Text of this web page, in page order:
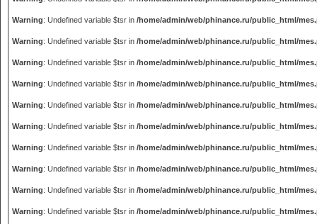
Warning: Undefined variable $tsr in /home/admin/web/phinance.ru/public_html/
Warning: Undefined variable $tsr in /home/admin/web/phinance.ru/public_html/
Warning: Undefined variable $tsr in /home/admin/web/phinance.ru/public_html/
Warning: Undefined variable $tsr in /home/admin/web/phinance.ru/public_html/
Warning: Undefined variable $tsr in /home/admin/web/phinance.ru/public_html/
Warning: Undefined variable $tsr in /home/admin/web/phinance.ru/public_html/
Warning: Undefined variable $tsr in /home/admin/web/phinance.ru/public_html/
Warning: Undefined variable $tsr in /home/admin/web/phinance.ru/public_html/
Warning: Undefined variable $tsr in /home/admin/web/phinance.ru/public_html/
Warning: Undefined variable $tsr in /home/admin/web/phinance.ru/public_html/